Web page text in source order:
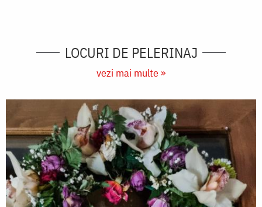
LOCURI DE PELERINAJ
vezi mai multe »